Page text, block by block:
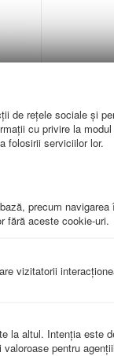
un
de rețele sociale și
cu privire la
folosirii serviciilor lor.
precum navigarea
fără aceste cookie-uri.
vizitatorii
la altul. Intenţia este
pentru